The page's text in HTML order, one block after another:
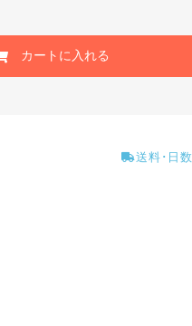
カートに入れる
送料･日数